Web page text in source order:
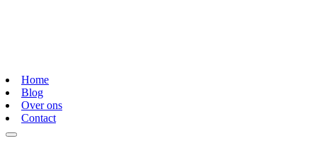
Home
Blog
Over ons
Contact